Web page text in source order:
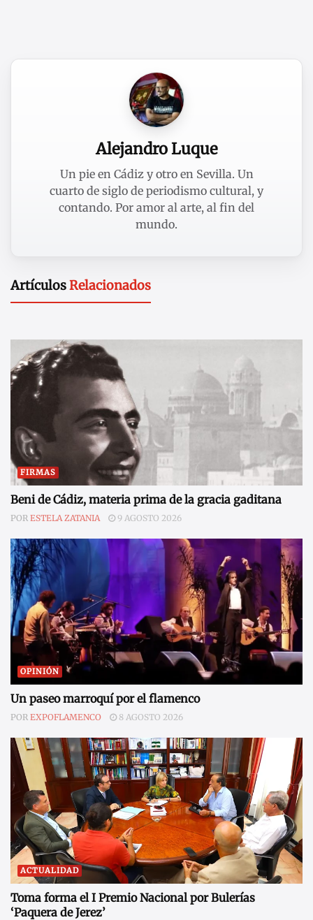
Alejandro Luque
Un pie en Cádiz y otro en Sevilla. Un
cuarto de siglo de periodismo cultural, y
contando. Por amor al arte, al fin del
mundo.
ArtículosRelacionados
FIRMAS
Beni de Cádiz, materia prima de la gracia gaditana
POR ESTELA ZATANIA 9 AGOSTO 2026
OPINIÓN
Un paseo marroquí por el flamenco
POR EXPOFLAMENCO 8 AGOSTO 2026
ACTUALIDAD
Toma forma el I Premio Nacional por Bulerías
‘Paquera de Jerez’